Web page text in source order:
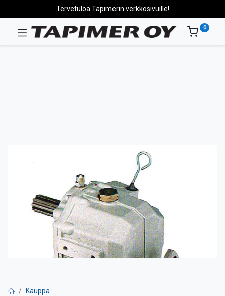
Tervetuloa Tapimerin verkkosivuille!
0
Kauppa